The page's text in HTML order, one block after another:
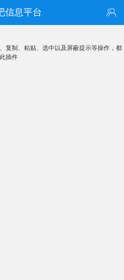
信息平台
复制、粘贴、选中以及屏蔽提示等操作，都
插件